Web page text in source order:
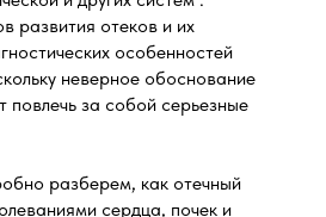
развития отеков и их
особенностей
неверное обоснование
повлечь за собой серьезные
разберем, как отечный
сердца, почек и